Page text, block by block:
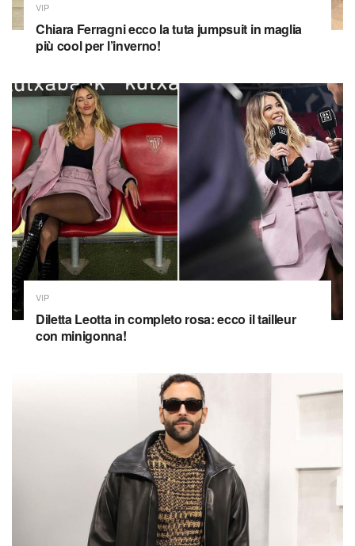
VIP
Chiara Ferragni ecco la tuta jumpsuit in maglia
più cool per l’inverno!
VIP
Diletta Leotta in completo rosa: ecco il tailleur
con minigonna!